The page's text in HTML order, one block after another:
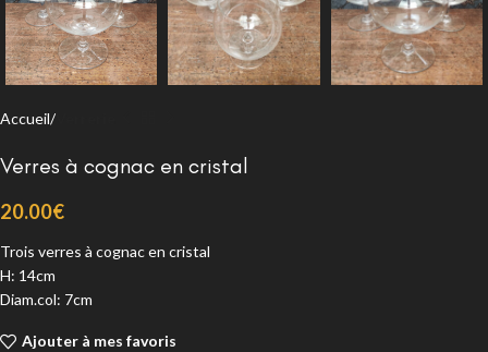
Accueil
Verres à cognac en cristal
20.00€
Trois verres à cognac en cristal
H: 14cm
Diam.col: 7cm
Ajouter à mes favoris